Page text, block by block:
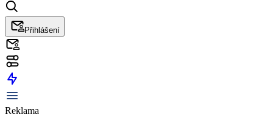
Přihlášení
Reklama